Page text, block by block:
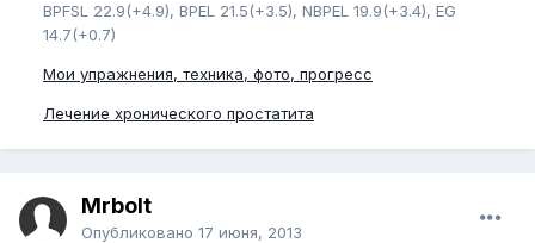
BPFSL 22.9(+4.9), BPEL 21.5(+3.5), NBPEL 19.9(+3.4), EG
14.7(+0.7)
Мои упражнения, техника, фото, прогресс
Лечение хронического простатита
Mrbolt
Опубликовано 17 июня, 2013